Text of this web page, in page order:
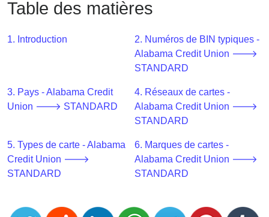
Generator
BIN
Checker
CC
Generator
Banks
Credit
Table des matières
1. Introduction
2. Numéros de BIN typiques -
Alabama Credit Union 🡒
STANDARD
3. Pays - Alabama Credit
Union 🡒 STANDARD
4. Réseaux de cartes -
Alabama Credit Union 🡒
STANDARD
5. Types de carte - Alabama
Credit Union 🡒
STANDARD
6. Marques de cartes -
Alabama Credit Union 🡒
STANDARD